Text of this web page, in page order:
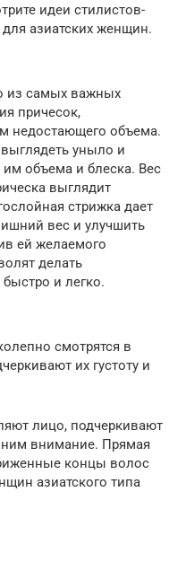
идеи стилистов-
азиатских женщин.
из самых важных
причесок,
недостающего объема.
уныло и
объема и блеска. Вес
выглядит
стрижка дает
вес и улучшить
ей желаемого
делать
и легко.
смотрятся в
их густоту и
лицо, подчеркивают
внимание. Прямая
концы волос
азиатского типа